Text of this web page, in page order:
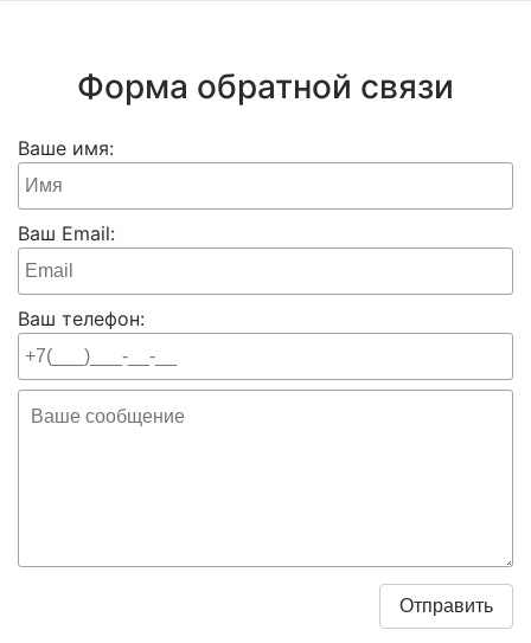
Форма обратной связи
Ваше имя:
Ваш Email:
Ваш телефон: